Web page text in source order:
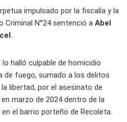
impulsado por la fiscalía y la
Criminal N°24 sentenció a Abel
.
halló culpable de homicidio
de fuego, sumado a los delitos
libertad, por el asesinato de
marzo de 2024 dentro de la
el barrio porteño de Recoleta.